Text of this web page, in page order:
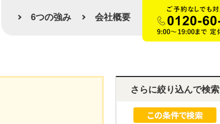
6つの強み 会社概要
さらに絞り込んで検索